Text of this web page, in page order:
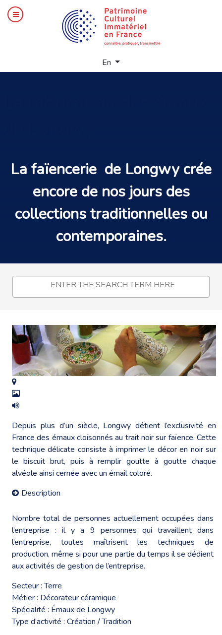
En
La faïencerie de Longwy crée
encore de nos jours des
collectionstraditionnellesou
contemporaines.
Depuis plus d’un siècle, Longwy détient l’exclusivité en
France des émaux cloisonnés au trait noir sur faïence. Cette
technique délicate consiste à imprimer le décor en noir sur
le biscuit brut, puis à remplir goutte à goutte chaque
alvéole ainsi cernée avec un émail coloré.
Description
Nombre total de personnes actuellement occupées dans
l’entreprise : il y a 9 personnes qui travaillent dans
l’entreprise, toutes maîtrisent les techniques de
production, même si pour une partie du temps il se dédient
aux activités de gestion de l’entreprise.
Secteur : Terre
Métier : Décorateur céramique
Spécialité : Émaux de Longwy
Type d’activité : Création / Tradition